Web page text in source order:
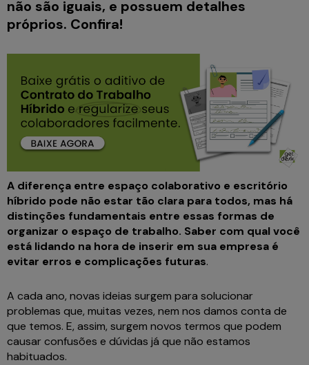
não são iguais, e possuem detalhes
próprios. Confira!
A diferença entre espaço colaborativo e escritório
híbrido pode não estar tão clara para todos, mas há
distinções fundamentais entre essas formas de
organizar o espaço de trabalho. Saber com qual você
está lidando na hora de inserir em sua empresa é
evitar erros e complicações futuras.
A cada ano, novas ideias surgem para solucionar
problemas que, muitas vezes, nem nos damos conta de
que temos. E, assim, surgem novos termos que podem
causar confusões e dúvidas já que não estamos
habituados.